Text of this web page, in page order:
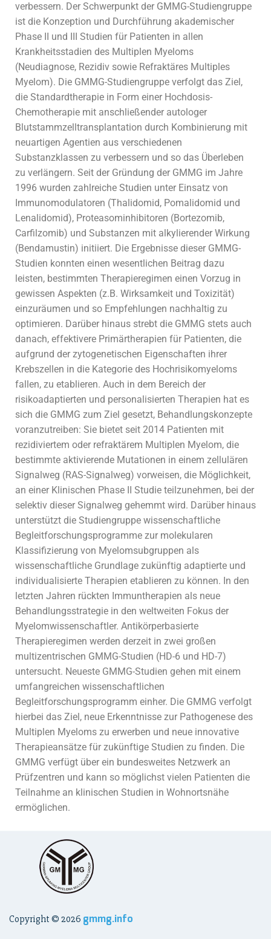
verbessern. Der Schwerpunkt der GMMG-Studiengruppe
ist die Konzeption und Durchführung akademischer
Phase II und III Studien für Patienten in allen
Krankheitsstadien des Multiplen Myeloms
(Neudiagnose, Rezidiv sowie Refraktäres Multiples
Myelom). Die GMMG-Studiengruppe verfolgt das Ziel,
die Standardtherapie in Form einer Hochdosis-
Chemotherapie mit anschließender autologer
Blutstammzelltransplantation durch Kombinierung mit
neuartigen Agentien aus verschiedenen
Substanzklassen zu verbessern und so das Überleben
zu verlängern. Seit der Gründung der GMMG im Jahre
1996 wurden zahlreiche Studien unter Einsatz von
Immunomodulatoren (Thalidomid, Pomalidomid und
Lenalidomid), Proteasominhibitoren (Bortezomib,
Carfilzomib) und Substanzen mit alkylierender Wirkung
(Bendamustin) initiiert. Die Ergebnisse dieser GMMG-
Studien konnten einen wesentlichen Beitrag dazu
leisten, bestimmten Therapieregimen einen Vorzug in
gewissen Aspekten (z.B. Wirksamkeit und Toxizität)
einzuräumen und so Empfehlungen nachhaltig zu
optimieren. Darüber hinaus strebt die GMMG stets auch
danach, effektivere Primärtherapien für Patienten, die
aufgrund der zytogenetischen Eigenschaften ihrer
Krebszellen in die Kategorie des Hochrisikomyeloms
fallen, zu etablieren. Auch in dem Bereich der
risikoadaptierten und personalisierten Therapien hat es
sich die GMMG zum Ziel gesetzt, Behandlungskonzepte
voranzutreiben: Sie bietet seit 2014 Patienten mit
rezidiviertem oder refraktärem Multiplen Myelom, die
bestimmte aktivierende Mutationen in einem zellulären
Signalweg (RAS-Signalweg) vorweisen, die Möglichkeit,
an einer Klinischen Phase II Studie teilzunehmen, bei der
selektiv dieser Signalweg gehemmt wird. Darüber hinaus
unterstützt die Studiengruppe wissenschaftliche
Begleitforschungsprogramme zur molekularen
Klassifizierung von Myelomsubgruppen als
wissenschaftliche Grundlage zukünftig adaptierte und
individualisierte Therapien etablieren zu können. In den
letzten Jahren rückten Immuntherapien als neue
Behandlungsstrategie in den weltweiten Fokus der
Myelomwissenschaftler. Antikörperbasierte
Therapieregimen werden derzeit in zwei großen
multizentrischen GMMG-Studien (HD-6 und HD-7)
untersucht. Neueste GMMG-Studien gehen mit einem
umfangreichen wissenschaftlichen
Begleitforschungsprogramm einher. Die GMMG verfolgt
hierbei das Ziel, neue Erkenntnisse zur Pathogenese des
Multiplen Myeloms zu erwerben und neue innovative
Therapieansätze für zukünftige Studien zu finden. Die
GMMG verfügt über ein bundesweites Netzwerk an
Prüfzentren und kann so möglichst vielen Patienten die
Teilnahme an klinischen Studien in Wohnortsnähe
ermöglichen.
Copyright © 2026 gmmg.info